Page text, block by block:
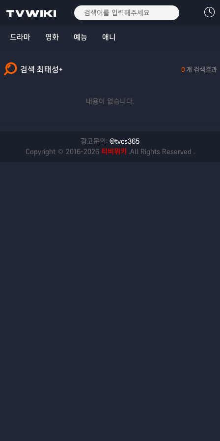
드라마 영화 예능 애니
검색 최태성+ 0 개 검색결과
내용이 없습니다.
광고문의: @tvcs365
Copyright © 2016-2026 티비위키 .All Rights Reserved .